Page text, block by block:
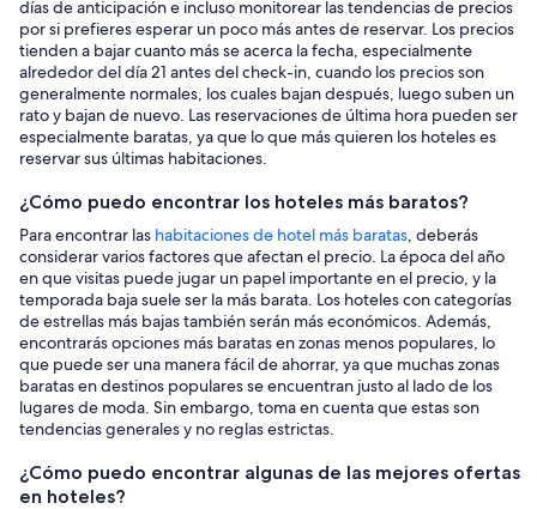
días de anticipación e incluso monitorear las tendencias de precios
por si prefieres esperar un poco más antes de reservar. Los precios
tienden a bajar cuanto más se acerca la fecha, especialmente
alrededor del día 21 antes del check-in, cuando los precios son
generalmente normales, los cuales bajan después, luego suben un
rato y bajan de nuevo. Las reservaciones de última hora pueden ser
especialmente baratas, ya que lo que más quieren los hoteles es
reservar sus últimas habitaciones.
¿Cómo puedo encontrar los hoteles más baratos?
Para encontrar las habitaciones de hotel más baratas, deberás
considerar varios factores que afectan el precio. La época del año
en que visitas puede jugar un papel importante en el precio, y la
temporada baja suele ser la más barata. Los hoteles con categorías
de estrellas más bajas también serán más económicos. Además,
encontrarás opciones más baratas en zonas menos populares, lo
que puede ser una manera fácil de ahorrar, ya que muchas zonas
baratas en destinos populares se encuentran justo al lado de los
lugares de moda. Sin embargo, toma en cuenta que estas son
tendencias generales y no reglas estrictas.
¿Cómo puedo encontrar algunas de las mejores ofertas
en hoteles?